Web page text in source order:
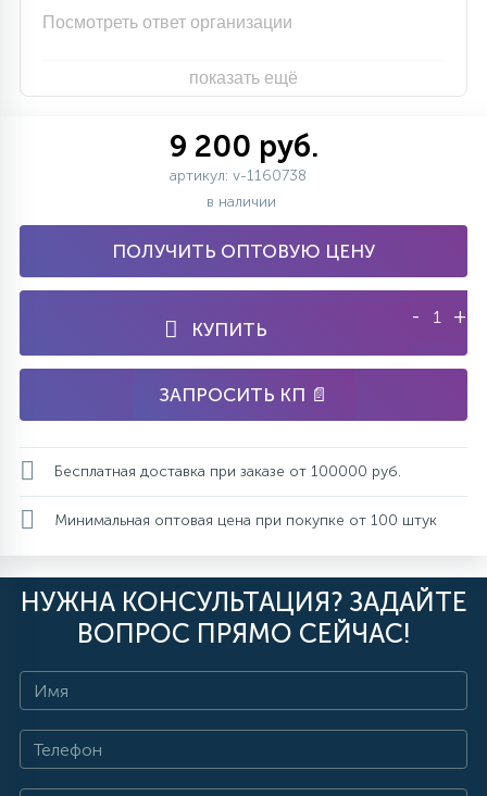
Посмотреть ответ организации
показать ещё
9 200 руб.
артикул: v-1160738
в наличии
ПОЛУЧИТЬ ОПТОВУЮ ЦЕНУ
КУПИТЬ
- +
ЗАПРОСИТЬ КП 📄
Бесплатная доставка при заказе от 100000 руб.
Минимальная оптовая цена при покупке от 100 штук
НУЖНА КОНСУЛЬТАЦИЯ? ЗАДАЙТЕ
ВОПРОС ПРЯМО СЕЙЧАС!